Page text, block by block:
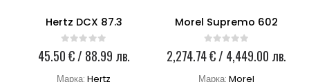
Hertz DCX 87.3
0 out of 5
45.50€/ 88.99 лв.
Марка:Hertz
Morel Supremo 602
0 out of 5
2,274.74€/ 4,449.00 лв.
Марка:Morel